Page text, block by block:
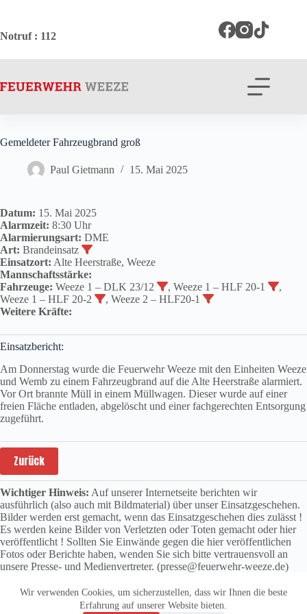
springen
Wir verwenden Cookies, um sicherzustellen, dass wir Ihnen die beste
Erfahrung auf unserer Website bieten.
Notruf: 112
Gemeldeter Fahrzeugbrand groß
Paul Gietmann 15. Mai 2025
Datum: 15. Mai 2025
Alarmzeit: 8:30 Uhr
Alarmierungsart: DME
Art: Brandeinsatz
Einsatzort: Alte Heerstraße, Weeze
Mannschaftsstärke:
Fahrzeuge: Weeze 1 – DLK 23/12 , Weeze 1 – HLF 20-1
,
Weeze 1 – HLF 20-2
, Weeze 2 – HLF20-1
Weitere Kräfte:
Einsatzbericht:
Am Donnerstag wurde die Feuerwehr Weeze mit den Einheiten Weeze
und Wemb zu einem Fahrzeugbrand auf die Alte Heerstraße alarmiert.
Vor Ort brannte Müll in einem Müllwagen. Dieser wurde auf einer
freien Fläche entladen, abgelöscht und einer fachgerechten Entsorgung
zugeführt.
Zurück
Wichtiger Hinweis: Auf unserer Internetseite berichten wir
ausführlich (also auch mit Bildmaterial) über unser Einsatzgeschehen.
Bilder werden erst gemacht, wenn das Einsatzgeschehen dies zulässt !
Es werden keine Bilder von Verletzten oder Toten gemacht oder hier
veröffentlicht ! Sollten Sie Einwände gegen die hier veröffentlichen
Fotos oder Berichte haben, wenden Sie sich bitte vertrauensvoll an
unsere Presse- und Medienvertreter. (presse@feuerwehr-weeze.de)